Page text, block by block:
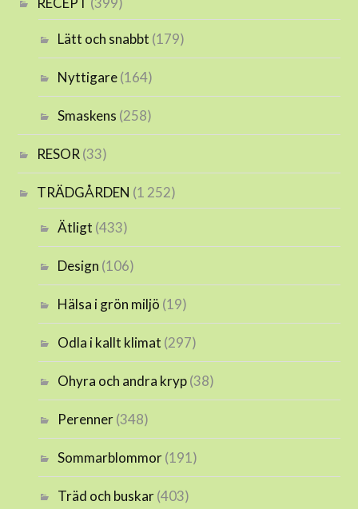
Lätt och snabbt (179)
Nyttigare(164)
Smaskens (258)
RESOR (33)
TRÄDGÅRDEN (1 252)
Ätligt (433)
Design (106)
Hälsa i grön miljö (19)
Odla i kallt klimat (297)
Ohyra och andra kryp(38)
Perenner(348)
Sommarblommor(191)
Träd och buskar(403)